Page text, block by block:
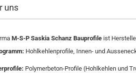
uns
M-S-P Saskia Schanz Bauprofileist
Hohlkehlenprofile, Innen- und
Polymerbeton-Profile (Hohlkehlen und